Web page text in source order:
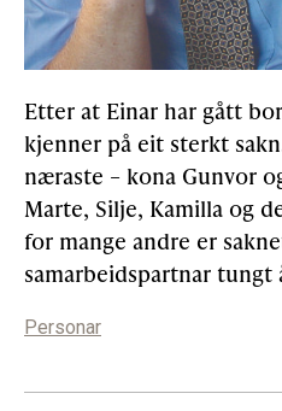
Etter at Einar har gått
kjenner på eit sterkt
næraste – kona Gunvor
Marte, Silje, Kamilla og
for mange andre er
samarbeidspartnar tungt
Personar